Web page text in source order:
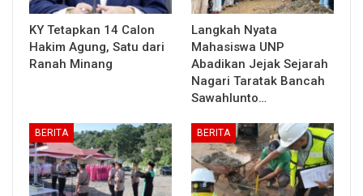
KY Tetapkan 14 Calon
Hakim Agung, Satu dari
Ranah Minang
Langkah Nyata
Mahasiswa UNP
Abadikan Jejak Sejarah
Nagari Taratak Bancah
Sawahlunto…
BERITA BERITA